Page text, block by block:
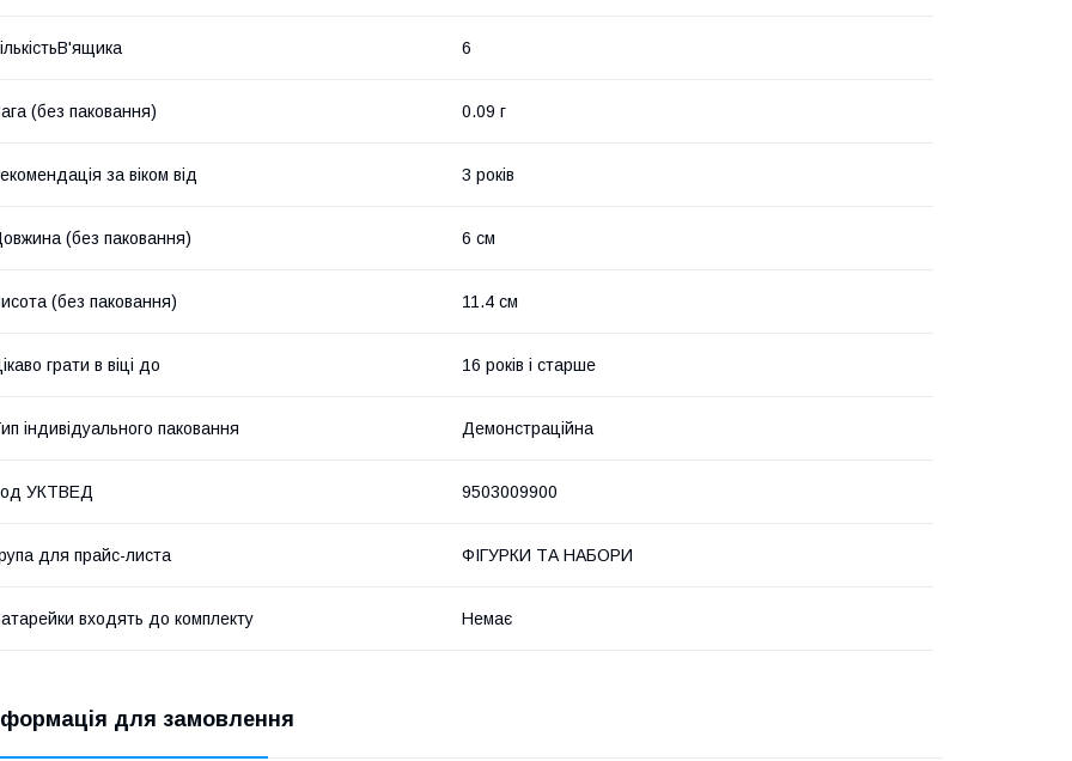
6
(без паковання) 0.09 г
за віком від 3 років
(без паковання) 6 см
(без паковання) 11.4 см
грати в віці до 16 років і старше
індивідуального паковання Демонстраційна
УКТВЕД 9503009900
для прайс-листа ФІГУРКИ ТА НАБОРИ
входять до комплекту Немає
для замовлення